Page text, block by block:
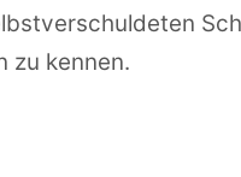
zu kennen.